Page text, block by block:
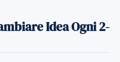
Idea Ogni 2-